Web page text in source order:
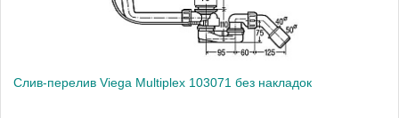
Слив-перелив Viega Multiplex 103071 без накладок